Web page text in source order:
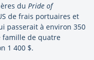
du Pride of
de frais portuaires et
passerait à environ 350
famille de quatre
1 400 $.